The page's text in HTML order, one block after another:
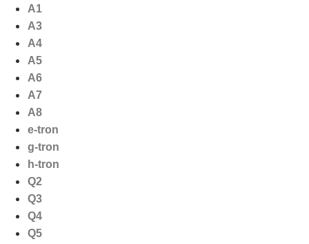
naar
inhoud
A1
A3
A4
A5
A6
A7
A8
e-tron
g-tron
h-tron
Q2
Q3
Q4
Q5